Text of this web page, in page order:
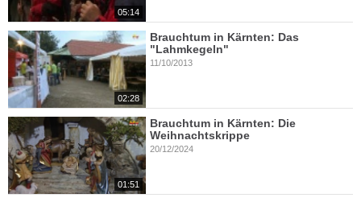
05:14
02:28
Brauchtum in Kärnten: Das
"Lahmkegeln"
11/10/2013
01:51
Brauchtum in Kärnten: Die
Weihnachtskrippe
20/12/2024